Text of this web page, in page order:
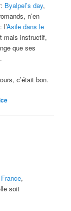
Byalpel’s day,
n’en
l’Asile dans le
mais instructif,
que ses
c’était bon.
,
soit